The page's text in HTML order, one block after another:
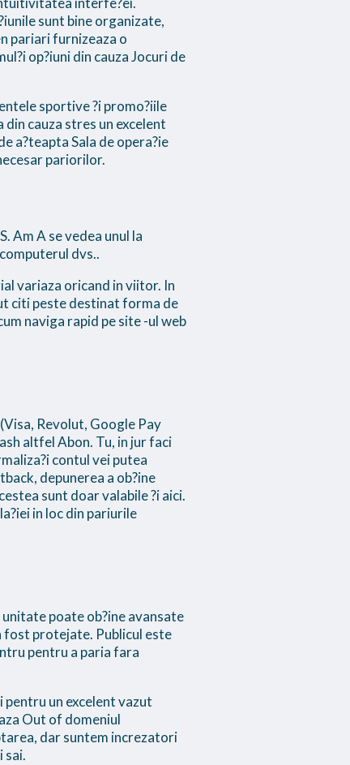
sunt bine organizate,
pariari furnizeaza o
op?iuni din cauza Jocuri de
sportive ?i promo?iile
cauza stres un excelent
a?teapta Sala de opera?ie
pariorilor.
Am A se vedea unul la
dvs..
variaza oricand in viitor. In
citi peste destinat forma de
naviga rapid pe site -ul web
Revolut, Google Pay
altfel Abon. Tu, in jur faci
contul vei putea
depunerea a ob?ine
sunt doar valabile ?i aici.
in loc din pariurile
poate ob?ine avansate
fost protejate. Publicul este
pentru a paria fara
un excelent vazut
Out of domeniul
dar suntem increzatori
sai.